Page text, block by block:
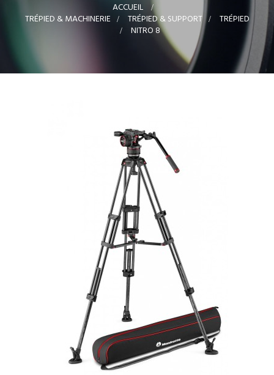
ACCUEIL >
TRÉPIED & MACHINERIE > TRÉPIED & SUPPORT >
TRÉPIED
>
NITRO 8